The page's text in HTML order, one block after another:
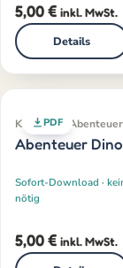
5,00€ inkl. MwSt.
Details
PDF
Klassiker · Abenteuer
Abenteuer
Sofort-Download ·
nötig
5,00€ inkl. MwSt.